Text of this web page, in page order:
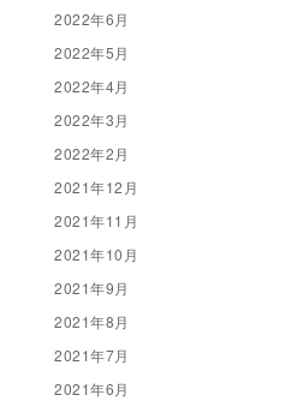
2022年6月
2022年5月
2022年4月
2022年3月
2022年2月
2021年12月
2021年11月
2021年10月
2021年9月
2021年8月
2021年7月
2021年6月